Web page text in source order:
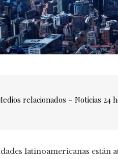
relacionados – Noticias 24
latinoamericanas